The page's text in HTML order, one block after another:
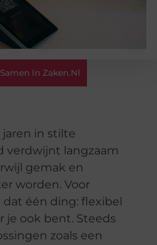
In Zaken.nl
jaren in stilte
verdwijnt langzaam
gemak en
worden. Voor
dat één ding: flexibel
je ook bent. Steeds
zoals een